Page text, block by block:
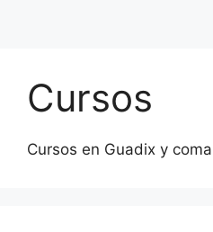
Cursos
Cursos en Guadix y